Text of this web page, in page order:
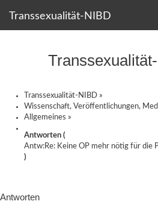
Transsexualität-NIBD
Transsexualität-NIBD »
Wissenschaft, Veröffentlichungen,
Allgemeines »
Antworten (
Antw:Re: Keine OP mehr nötig für die
)
Antworten